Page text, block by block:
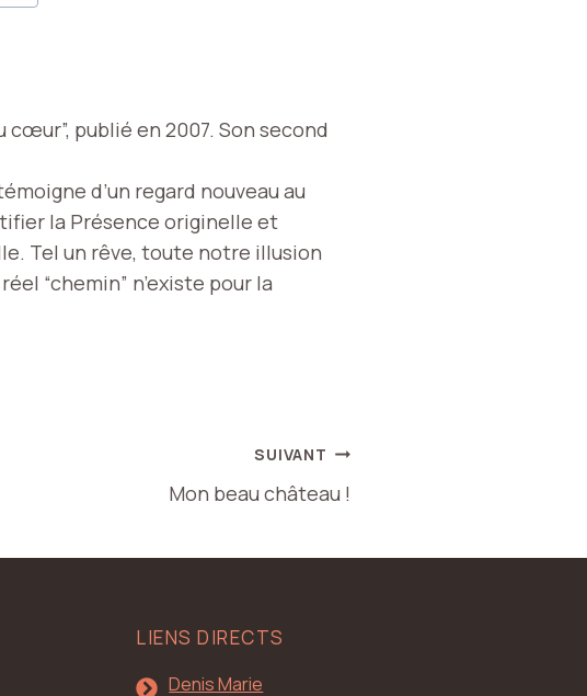
cœur”, publié en 2007. Son second
d’un regard nouveau au
la Présence originelle et
Tel un rêve, toute notre illusion
“chemin” n’existe pour la
SUIVANT
Mon beau château !
LIENS DIRECTS
Denis Marie